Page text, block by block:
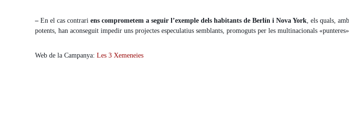
– En el cas contrari ens comprometem a seguir l’exemple dels habitants de Berlín i Nova York, els quals,
potents, han aconseguit impedir uns projectes especulatius semblants, promoguts per les multinacionals
Web de la Campanya: Les 3 Xemeneies